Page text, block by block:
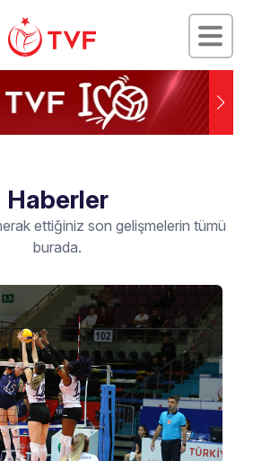
Haberler
ettiğiniz son gelişmelerin tümü
burada.